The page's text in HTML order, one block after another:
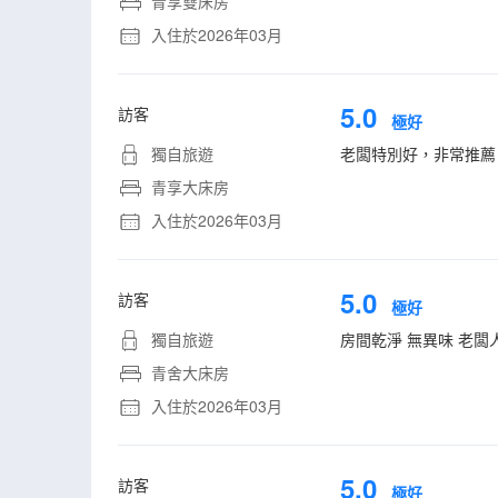
入住於2026年03月
訪客
獨自旅遊
青享大床房
入住於2026年03月
5.0 極好
老闆特別好，非常推薦
訪客
獨自旅遊
青舍大床房
入住於2026年03月
5.0 極好
房間乾淨 無異味 老闆
訪客 5.0 極好